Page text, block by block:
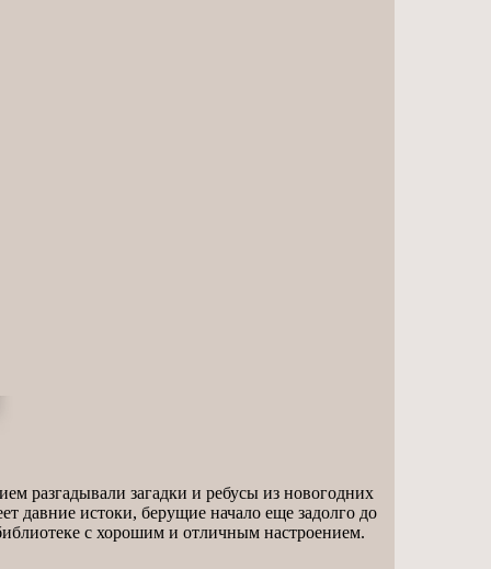
разгадывали загадки и ребусы из новогодних
давние истоки, берущие начало еще задолго до
с хорошим и отличным настроением.